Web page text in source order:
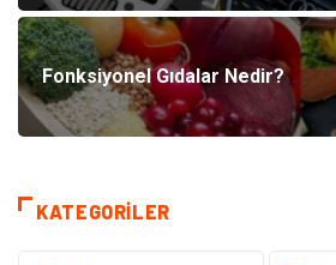
Fonksiyonel Gıdalar Nedir?
KATEGORILER